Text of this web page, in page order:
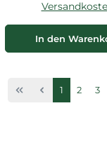
In den
Seite
1 Seite
2 3